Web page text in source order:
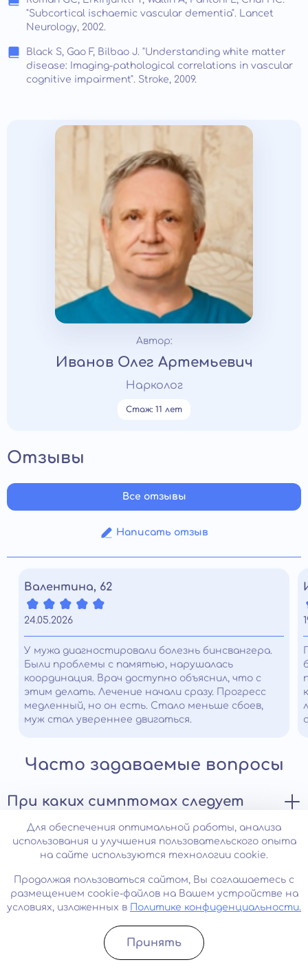
"Subcortical ischaemic vascular dementia". Lancet
Neurology, 2002.
Black S, Gao F, Bilbao J. "Understanding white matter
disease: Imaging-pathological correlations in vascular
cognitive impairment". Stroke, 2009.
Автор:
Иванов Олег Артемьевич
Нарколог
Стаж: 11 лет
Отзывы
Написать отзыв
Все отзывы
Валентина, 62
24.05.2026
У мужа диагностировали болезнь бинсвангера.
Были проблемы с памятью, нарушалась
координация. Врач доступно объяснил, что с
этим делать. Лечение начали сразу. Прогресс
медленный, но он есть. Стало меньше сбоев,
муж стал увереннее двигаться.
Часто задаваемые вопросы
При каких симптомах следует
незамедлительно обратиться к
врачу?
требующее немедленного обращения к неврологу при
появлении первых симптомов. Среди них можно
выделить:
снижение работоспособности и постоянное
чувство усталости;
Можно ли полностью избавиться
от болезни?
Синдром Бинсвангера является необратимым
прогрессирующим заболеванием, которое приводит к
постепенному уничтожению белого вещества
Анонимная и бесплатная
консультация специалиста
Записатьcя
Для обеспечения оптимальной работы, анализа
использования и улучшения пользовательского опыта
на сайте используются технологии cookie.
Продолжая пользоваться сайтом, Вы соглашаетесь с
размещением cookie-файлов на Вашем устройстве на
условиях, изложенных в
Политике конфиденциальности.
Принять